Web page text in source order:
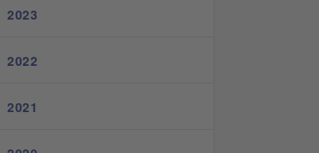
2023
2022
2021